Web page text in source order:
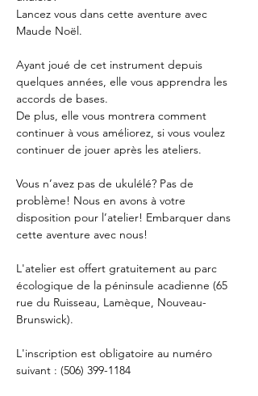
Lancez vous dans cette aventure avec
Maude Noël.
Ayant joué de cet instrument depuis
quelques années, elle vous apprendra les
accords de bases.
De plus, elle vous montrera comment
continuer à vous améliorez, si vous voulez
continuer de jouer après les ateliers.
Vous n’avez pas de ukulélé? Pas de
problème! Nous en avons à votre
disposition pour l’atelier! Embarquer dans
cette aventure avec nous!
L'atelier est offert gratuitement au parc
écologique de la péninsule acadienne (65
rue du Ruisseau, Lamèque, Nouveau-
Brunswick).
L'inscription est obligatoire au numéro
suivant : (506) 399-1184